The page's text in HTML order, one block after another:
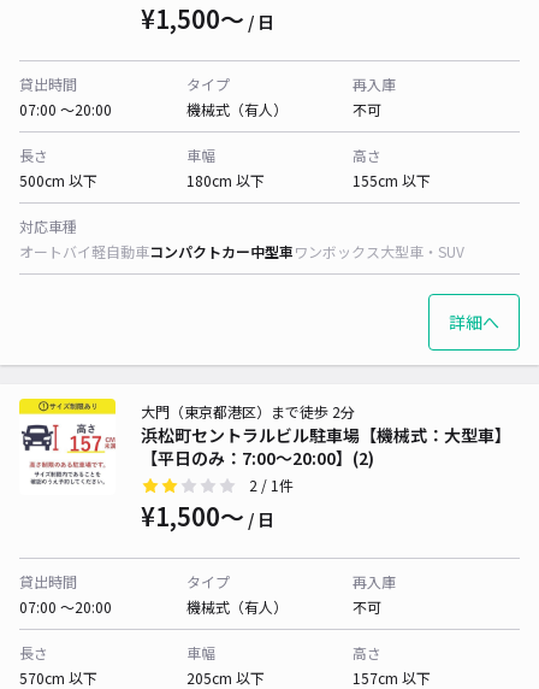
¥1,500〜 / 日
貸出時間
07:00 〜20:00
タイプ
機械式（有人）
再入庫
不可
長さ
500cm 以下
車幅
180cm 以下
高さ
155cm 以下
対応車種
オートバイ軽自動車コンパクトカー中型車ワンボックス大型車・SUV
詳細へ
浜松町セントラルビル駐車場【機械式：大型車】
【平日のみ：7:00～20:00】(2)
大門（東京都港区）まで徒歩 2分
2 / 1件
¥1,500〜 / 日
貸出時間
07:00 〜20:00
タイプ
機械式（有人）
再入庫
不可
長さ
570cm 以下
車幅
205cm 以下
高さ
157cm 以下